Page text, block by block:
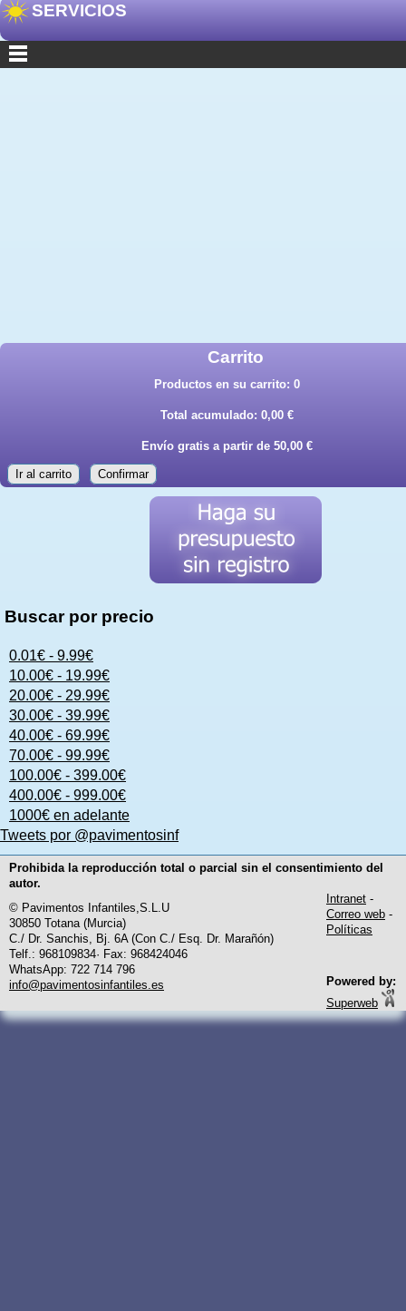
SERVICIOS
Carrito
Productos en su carrito: 0
Total acumulado: 0,00 €
Envío gratis a partir de 50,00 €
Ir al carrito Confirmar
Buscar por precio
0.01€ - 9.99€
10.00€ - 19.99€
20.00€ - 29.99€
30.00€ - 39.99€
40.00€ - 69.99€
70.00€ - 99.99€
100.00€ - 399.00€
400.00€ - 999.00€
1000€ en adelante
Tweets por @pavimentosinf
Prohibida la reproducción total o parcial sin el consentimiento del
autor.
© Pavimentos Infantiles,S.L.U
30850 Totana (Murcia)
C./ Dr. Sanchis, Bj. 6A (Con C./ Esq. Dr. Marañón)
Telf.: 968109834· Fax: 968424046
WhatsApp: 722 714 796
info@pavimentosinfantiles.es
Intranet -
Correo web -
Políticas
Powered by:
Superweb